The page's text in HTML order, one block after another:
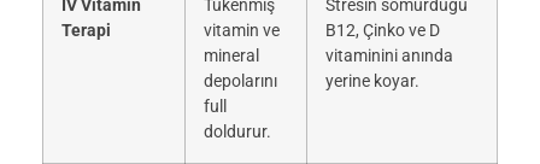
IV Vitamin
Terapi
Tükenmiş
vitamin ve
mineral
depolarını
full
doldurur.
Stresin sömürdüğü
B12, Çinko ve D
vitaminini anında
yerine koyar.